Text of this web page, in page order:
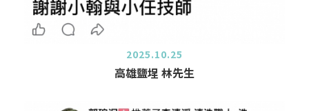
2025.10.25
高雄鹽埕 林先生